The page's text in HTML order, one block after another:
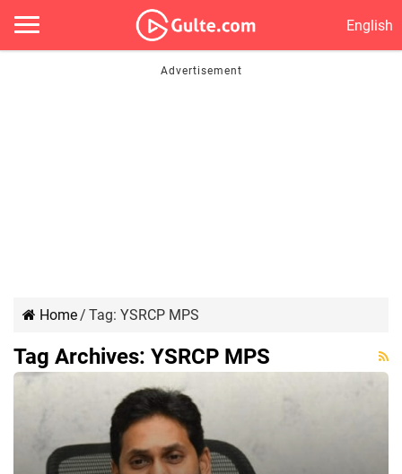
English
Home/ Tag: YSRCP MPS
Tag Archives: YSRCP MPS